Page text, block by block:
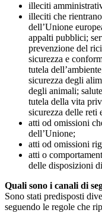
illeciti
illeciti che
dell’Unione
appalti pubblici;
prevenzione del
sicurezza e
tutela
sicurezza degli
degli animali;
tutela della vita
sicurezza delle reti
atti od omissioni
dell’Unione;
atti od omissioni
atti o
delle disposizioni
Quali sono i canali di
Sono stati predisposti
seguendo le regole che